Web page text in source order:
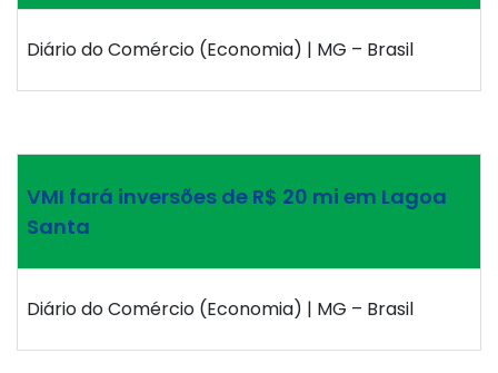
Diário do Comércio (Economia) | MG – Brasil
VMI fará inversões de R$ 20 mi em Lagoa
Santa
Diário do Comércio (Economia) | MG – Brasil